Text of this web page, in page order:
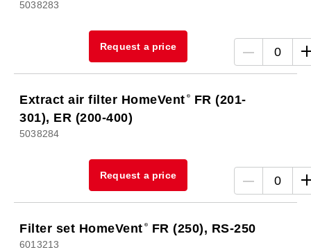
5038283
Request a price 0
Extract air filter HomeVent
FR (201-
301), ER (200-400)
5038284
Request a price 0
Filter set HomeVent FR (250), RS-250
6013213